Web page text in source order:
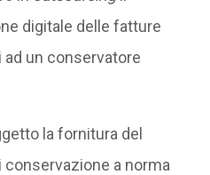
digitale delle fatture
un conservatore
la fornitura del
a norma